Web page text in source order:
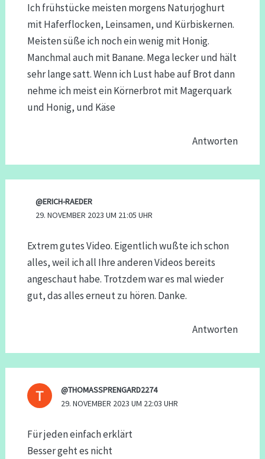
Ich frühstücke meisten morgens Naturjoghurt
mit Haferflocken, Leinsamen, und Kürbiskernen.
Meisten süße ich noch ein wenig mit Honig.
Manchmal auch mit Banane. Mega lecker und hält
sehr lange satt. Wenn ich Lust habe auf Brot dann
nehme ich meist ein Körnerbrot mit Magerquark
und Honig, und Käse
Antworten
@ERICH-RAEDER
29. NOVEMBER 2023 UM 21:05 UHR
Extrem gutes Video. Eigentlich wußte ich schon
alles, weil ich all Ihre anderen Videos bereits
angeschaut habe. Trotzdem war es mal wieder
gut, das alles erneut zu hören. Danke.
Antworten
@THOMASSPRENGARD2274
29. NOVEMBER 2023 UM 22:03 UHR
Für jeden einfach erklärt
Besser geht es nicht